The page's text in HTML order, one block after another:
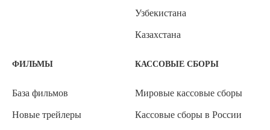
Узбекистана
Казахстана
ФИЛЬМЫ
База фильмов
Новые трейлеры
КАССОВЫЕ СБОРЫ
Мировые кассовые сборы
Кассовые сборы в России